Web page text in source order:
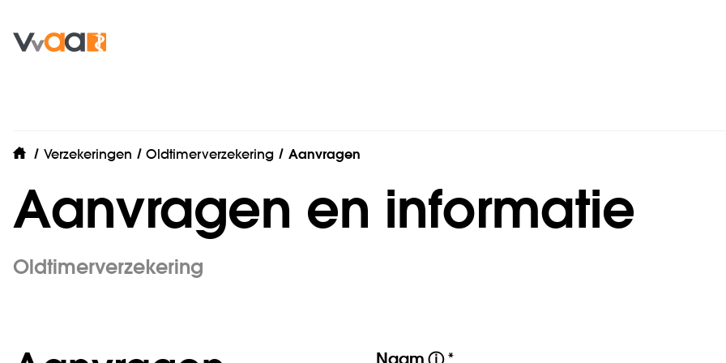
home
Verzekeringen Oldtimerverzekering Aanvragen
Aanvragen en informatie
Oldtimerverzekering